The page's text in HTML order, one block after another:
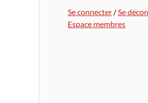
Se connecter /Se
Espace membres